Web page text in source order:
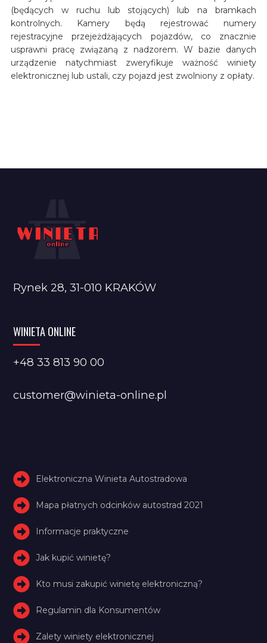
(będących w ruchu lub stojących) lub na bramkach
kontrolnych. Kamery będą rejestrować numery
rejestracyjne przejeżdżających pojazdów, co znacznie
usprawni pracę związaną z nadzorem. W bazie danych
urządzenie natychmiast zweryfikuje ważność winiety
elektronicznej lub ustali, czy pojazd jest zwolniony z opłaty.
Rynek 28, 31-010 KRAKÓW
WINIETA ONLINE
+48 33 813 90 00
customer@winieta-online.pl
Elektroniczna Winieta Autostradowa
Mapa płatnych odcinków autostrad 2021
Informacje praktyczne
Jak kupić winietę?
Kto musi zakupić winietę elektroniczną?
Regulamin dla Konsumentów
Zalety winiety elektronicznej